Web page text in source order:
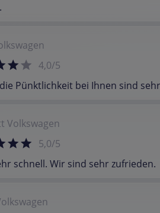
4,0/5
Pünktlichkeit bei Ihnen sind
Volkswagen
5,0/5
schnell. Wir sind sehr zufrieden.